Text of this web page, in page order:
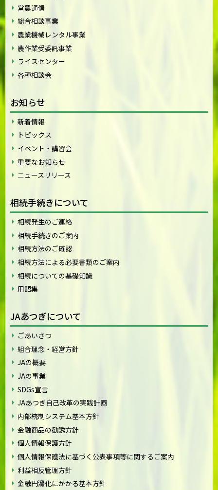
営農通信
総合相談事業
農業機械レンタル事業
農作業受委託事業
ライスセンター
各種相談会
お知らせ
新着情報
トピックス
イベント・講習会
重要なお知らせ
ニュースリリース
相続手続きについて
相続発生のご連絡
相続手続きのご案内
相続方法のご確認
相続方法による必要書類のご案内
相続についての基礎知識
用語集
JAあつぎについて
ごあいさつ
組合理念・経営方針
JAの概要
JAの事業
SDGs宣言
JAあつぎ自己改革の実践計画
内部統制システム基本方針
金融商品の勧誘方針
個人情報保護方針
個人情報保護法に基づく公表事項等に関するご案内
利益相反管理方針
金融円滑化にかかる基本方針